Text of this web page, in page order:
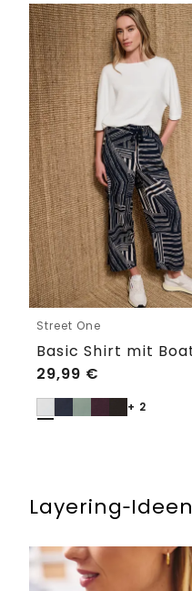
Street One
29,99 €
+ 2
Layering‑Ideen